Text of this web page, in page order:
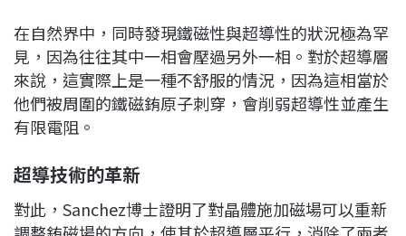
在自然界中，同時發現鐵磁性與超導性的狀況極為罕
見，因為往往其中一相會壓過另外一相。對於超導層
來說，這實際上是一種不舒服的情況，因為這相當於
他們被周圍的鐵磁銪原子刺穿，會削弱超導性並產生
有限電阻。
超導技術的革新
對此，Sanchez博士證明了對晶體施加磁場可以重新